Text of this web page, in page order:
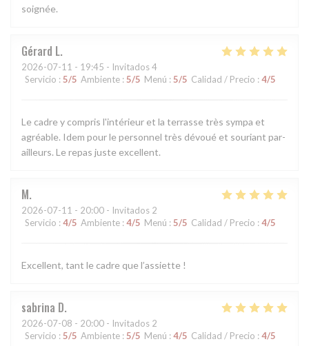
soignée.
Gérard L
2026-07-11 - 19:45 - Invitados 4
Servicio : 5/5 Ambiente : 5/5 Menú : 5/5 Calidad / Precio : 4/5
Le cadre y compris l'intérieur et la terrasse très sympa et
agréable. Idem pour le personnel très dévoué et souriant par-
ailleurs. Le repas juste excellent.
M
2026-07-11 - 20:00 - Invitados 2
Servicio : 4/5 Ambiente : 4/5 Menú : 5/5 Calidad / Precio : 4/5
Excellent, tant le cadre que l’assiette !
sabrina D
2026-07-08 - 20:00 - Invitados 2
Servicio : 5/5 Ambiente : 5/5 Menú : 4/5 Calidad / Precio : 4/5